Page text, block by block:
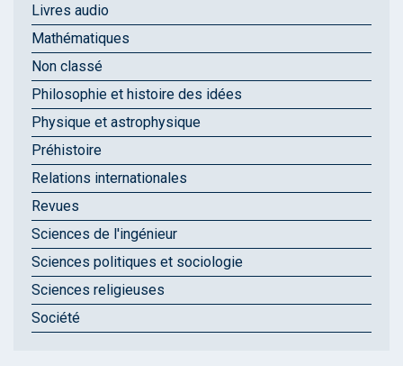
Livres audio
Mathématiques
Non classé
Philosophie et histoire des idées
Physique et astrophysique
Préhistoire
Relations internationales
Revues
Sciences de l'ingénieur
Sciences politiques et sociologie
Sciences religieuses
Société